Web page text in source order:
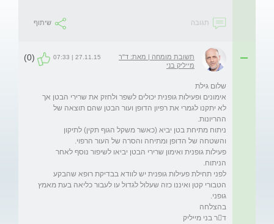
תגובה שיתוף
תשובת מומחה | מאת: ד"ר
מייליק בני
27.11.15 | 07:33
(0)
אימונים ופעילות גופנית יכולים לשפר ולחזק את שרירי הבטן אך
לא יתקנו לגמרי את רפיון הדופן ועור הבטן שהם תוצאה של
ניתוח מתיחת בטן יביא (כאשר משקל הגוף תקין) לתיקון
פעילות גופנית ואימון שרירי הבטן יביאו לשיפור נוסף לאחר
לפני תחילת פעילות גופנית יש לוודא בבדיקת רופא שהבקע
הטבורי קטן ואיננו כזה שעלול לגדול עו לעבור כליאה בעת מאמץ
דר בני מייליק